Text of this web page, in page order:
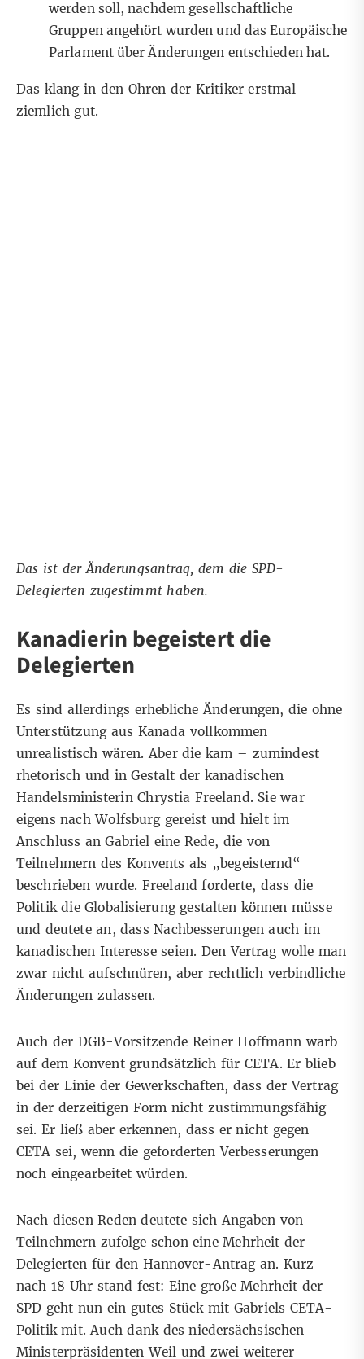
werden soll, nachdem gesellschaftliche
Gruppen angehört wurden und das Europäische
Parlament über Änderungen entschieden hat.
Das klang in den Ohren der Kritiker erstmal
ziemlich gut.
Das ist der Änderungsantrag, dem die SPD-
Delegierten zugestimmt haben.
Kanadierin begeistert die
Delegierten
Es sind allerdings erhebliche Änderungen, die ohne
Unterstützung aus Kanada vollkommen
unrealistisch wären. Aber die kam – zumindest
rhetorisch und in Gestalt der kanadischen
Handelsministerin Chrystia Freeland. Sie war
eigens nach Wolfsburg gereist und hielt im
Anschluss an Gabriel eine Rede, die von
Teilnehmern des Konvents als „begeisternd“
beschrieben wurde. Freeland forderte, dass die
Politik die Globalisierung gestalten können müsse
und deutete an, dass Nachbesserungen auch im
kanadischen Interesse seien. Den Vertrag wolle man
zwar nicht aufschnüren, aber rechtlich verbindliche
Änderungen zulassen.
Auch der DGB-Vorsitzende Reiner Hoffmann warb
auf dem Konvent grundsätzlich für CETA. Er blieb
bei der Linie der Gewerkschaften, dass der Vertrag
in der derzeitigen Form nicht zustimmungsfähig
sei. Er ließ aber erkennen, dass er nicht gegen
CETA sei, wenn die geforderten Verbesserungen
noch eingearbeitet würden.
Nach diesen Reden deutete sich Angaben von
Teilnehmern zufolge schon eine Mehrheit der
Delegierten für den Hannover-Antrag an. Kurz
nach 18 Uhr stand fest: Eine große Mehrheit der
SPD geht nun ein gutes Stück mit Gabriels CETA-
Politik mit. Auch dank des niedersächsischen
Ministerpräsidenten Weil und zwei weiterer